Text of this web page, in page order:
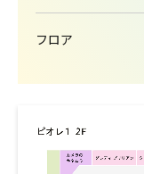
フロア